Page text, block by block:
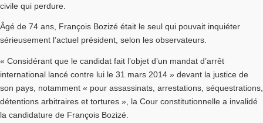
civile qui perdure.
Âgé de 74 ans, François Bozizé était le seul qui pouvait inquiéter
sérieusement l’actuel président, selon les observateurs.
« Considérant que le candidat fait l’objet d’un mandat d’arrêt
international lancé contre lui le 31 mars 2014 » devant la justice de
son pays, notamment « pour assassinats, arrestations, séquestrations,
détentions arbitraires et tortures », la Cour constitutionnelle a invalidé
la candidature de François Bozizé.